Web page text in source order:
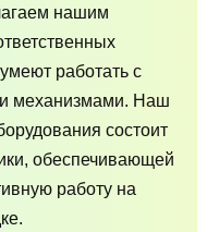
нашим
работать с
механизмами. Наш
состоит
обеспечивающей
работу на